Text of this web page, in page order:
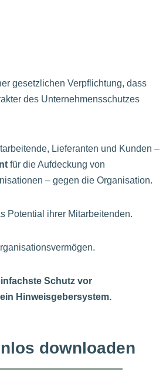
gesetzlichen Verpflichtung, dass
des Unternehmensschutzes
Lieferanten und Kunden –
für die Aufdeckung von
– gegen die Organisation.
Potential ihrer Mitarbeitenden.
Schutz vor
Hinweisgebersystem.
downloaden